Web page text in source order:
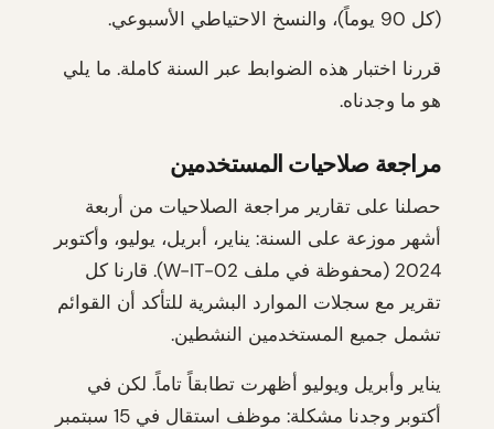
(كل 90 يوماً)، والنسخ الاحتياطي الأسبوعي.
قررنا اختبار هذه الضوابط عبر السنة كاملة. ما يلي
هو ما وجدناه.
مراجعة صلاحيات المستخدمين
حصلنا على تقارير مراجعة الصلاحيات من أربعة
أشهر موزعة على السنة: يناير، أبريل، يوليو، وأكتوبر
2024 (محفوظة في ملف W-IT-02). قارنا كل
تقرير مع سجلات الموارد البشرية للتأكد أن القوائم
تشمل جميع المستخدمين النشطين.
يناير وأبريل ويوليو أظهرت تطابقاً تاماً. لكن في
أكتوبر وجدنا مشكلة: موظف استقال في 15 سبتمبر